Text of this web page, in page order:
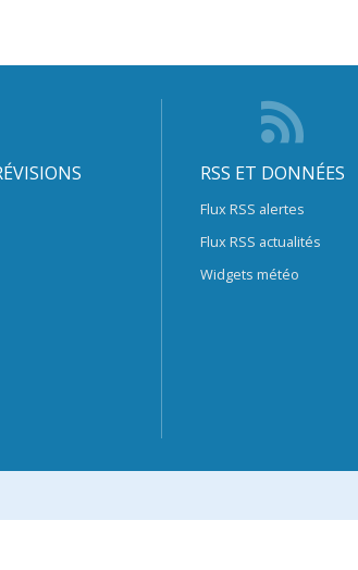
RSS ET DONNÉES
Flux RSS alertes
Flux RSS actualités
Widgets météo